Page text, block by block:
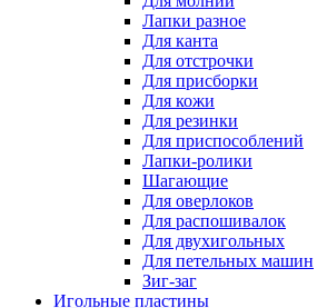
Лапки разное
Для канта
Для отстрочки
Для присборки
Для кожи
Для резинки
Для приспособлений
Лапки-ролики
Шагающие
Для оверлоков
Для распошивалок
Для двухигольных
Для петельных машин
Зиг-заг
Игольные пластины